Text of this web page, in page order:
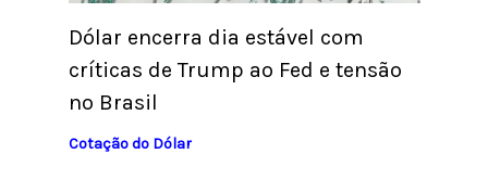
Dólar encerra dia estável com
críticas de Trump ao Fed e tensão
no Brasil
Cotação do Dólar